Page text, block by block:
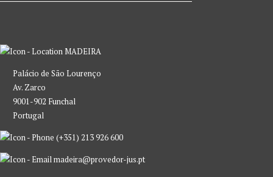
MADEIRA
Palácio de São Lourenço
Av. Zarco
9001-902 Funchal
Portugal
(+351) 213 926 600
madeira@provedor-jus.pt